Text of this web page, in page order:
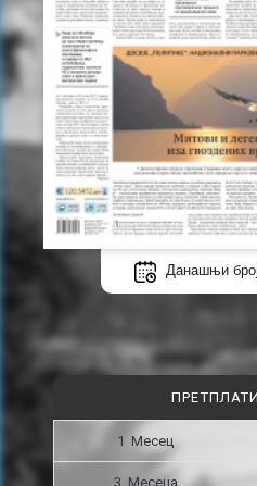
Данашњи број
1 Месец
3 Месецa